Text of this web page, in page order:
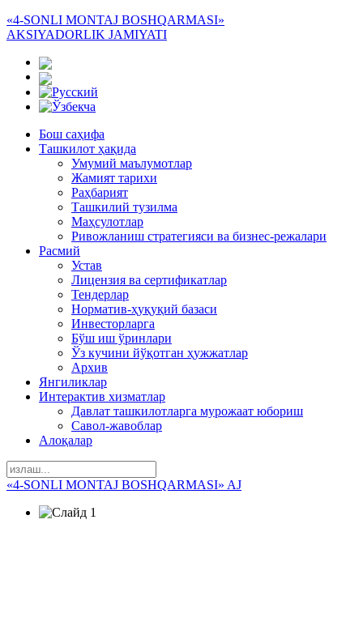
«4-SONLI MONTAJ BOSHQARMASI»
AKSIYADORLIK JAMIYATI
Бош саҳифа
Ташкилот ҳақида
Умумий маълумотлар
Жамият тарихи
Раҳбарият
Ташкилий тузилма
Маҳсулотлар
Ривожланиш стратегияси ва бизнес-режалари
Расмий
Устав
Лицензия ва сертификатлар
Тендерлар
Норматив-ҳуқуқий базаси
Инвесторларга
Бўш иш ўринлари
Ўз кучини йўқотган ҳужжатлар
Архив
Янгиликлар
Интерактив хизматлар
Давлат ташкилотларга мурожаат юбориш
Савол-жавоблар
Алоқалар
«4-SONLI MONTAJ BOSHQARMASI» AJ